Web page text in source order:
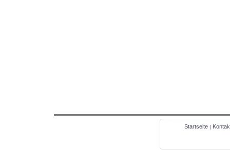
Startseite|